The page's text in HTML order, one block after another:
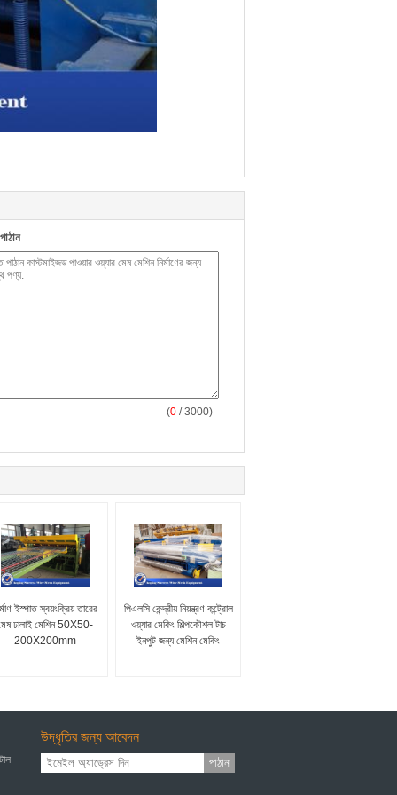
(0 / 3000)
ইস্পাত স্বয়ংক্রিয় তারের
ঢালাই মেশিন 50X50-
200X200mm
পিএলসি কেন্দ্রীয় নিয়ন্ত্রণ কন্ট্রোল
ওয়্যার মেকিং শিল্পকৌশল টাচ
ইনপুট জন্য মেশিন মেকিং
উদ্ধৃতির জন্য আবেদন
পাঠান